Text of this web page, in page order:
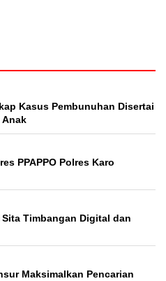
Kasus Pembunuhan Disertai
Anak
PPAPPO Polres Karo
Timbangan Digital dan
Maksimalkan Pencarian